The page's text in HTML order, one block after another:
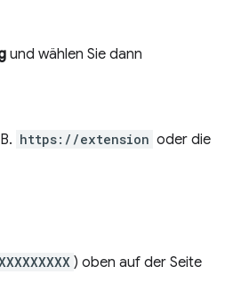
und wählen Sie dann
https://extension oder die
) oben auf der Seite